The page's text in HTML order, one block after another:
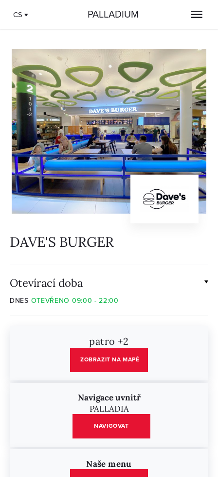
CS PALLADIUM
DAVE'S BURGER
Otevírací doba
DNES OTEVŘENO 09:00 - 22:00
patro +2
ZOBRAZIT NA MAPĚ
Navigace uvnitř
PALLADIA
NAVIGOVAT
Naše menu